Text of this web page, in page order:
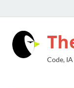
Code,